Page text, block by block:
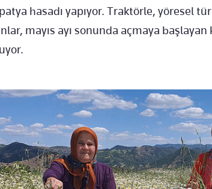
hasadı yapıyor. Traktörle, yöresel
mayıs ayı sonunda açmaya başlayan